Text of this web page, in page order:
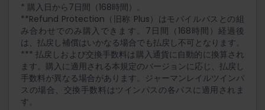
* 購入日から7日間（168時間）。
**Refund Protection（旧称 Plus）はモバイルパスとの組
み合わせでのみ購入できます。7日間（168時間）経過後
は、払戻し補償はいかなる場合でも払戻し不可となります。
*** 払戻しおよび交換手数料は購入通貨に自動的に換算され
ます。購入に適用される本規定のバージョンに応じ、払戻し
手数料が異なる場合があります。ジャーマンレイルツインパ
スの場合、交換手数料はツインパスの各パスに適用されま
す。